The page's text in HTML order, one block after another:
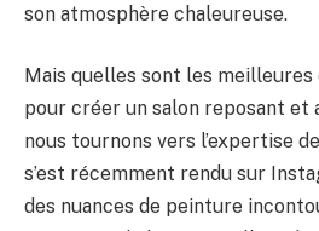
son atmosphère chaleureuse.
Mais quelles sont les
pour créer un salon reposant et
nous tournons vers l’expertise
s’est récemment rendu sur
des nuances de peinture